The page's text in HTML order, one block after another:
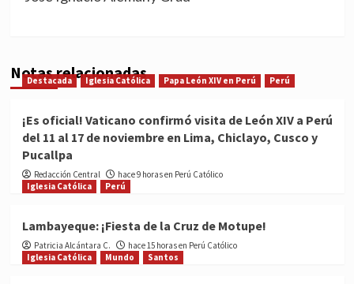
Notas relacionadas
Destacada Iglesia Católica Papa León XIV en Perú Perú
¡Es oficial! Vaticano confirmó visita de León XIV a Perú
del 11 al 17 de noviembre en Lima, Chiclayo, Cusco y
Pucallpa
Redacción Central
hace 9 horas en Perú Católico
Iglesia Católica
Perú
Lambayeque: ¡Fiesta de la Cruz de Motupe!
Patricia Alcántara C.
hace 15 horas en Perú Católico
Iglesia Católica
Mundo Santos